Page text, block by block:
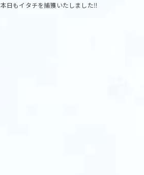
本日もイタチを捕獲いたしました‼️